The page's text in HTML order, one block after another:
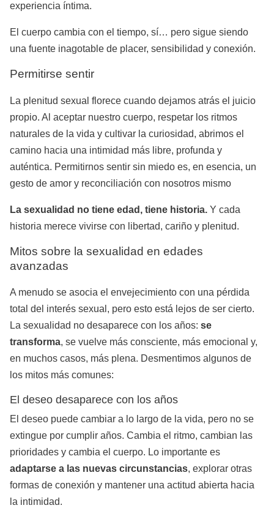
experiencia íntima.
El cuerpo cambia con el tiempo, sí… pero sigue siendo
una fuente inagotable de placer, sensibilidad y conexión.
Permitirse sentir
La plenitud sexual florece cuando dejamos atrás el juicio
propio. Al aceptar nuestro cuerpo, respetar los ritmos
naturales de la vida y cultivar la curiosidad, abrimos el
camino hacia una intimidad más libre, profunda y
auténtica. Permitirnos sentir sin miedo es, en esencia, un
gesto de amor y reconciliación con nosotros mismo
La sexualidad no tiene edad, tiene historia. Y cada
historia merece vivirse con libertad, cariño y plenitud.
Mitos sobre la sexualidad en edades
avanzadas
A menudo se asocia el envejecimiento con una pérdida
total del interés sexual, pero esto está lejos de ser cierto.
La sexualidad no desaparece con los años: se
transforma, se vuelve más consciente, más emocional y,
en muchos casos, más plena. Desmentimos algunos de
los mitos más comunes:
El deseo desaparece con los años
El deseo puede cambiar a lo largo de la vida, pero no se
extingue por cumplir años. Cambia el ritmo, cambian las
prioridades y cambia el cuerpo. Lo importante es
adaptarse a las nuevas circunstancias, explorar otras
formas de conexión y mantener una actitud abierta hacia
la intimidad.